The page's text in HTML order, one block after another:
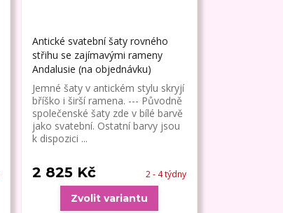
Antické svatební šaty rovného
střihu se zajímavými rameny
Andalusie (na objednávku)
Jemné šaty v antickém stylu skryjí
bříško i širší ramena. --- Původně
společenské šaty zde v bílé barvě
jako svatební. Ostatní barvy jsou
k dispozici ...
2 825 Kč 2 - 4 týdny
Zvolit variantu